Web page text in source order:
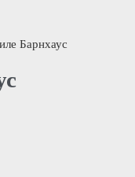
Барнхаус